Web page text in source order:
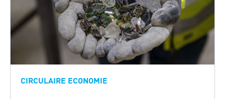
CIRCULAIRE ECONOMIE